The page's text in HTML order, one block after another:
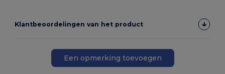
Klantbeoordelingen van het product
Een opmerking toevoegen